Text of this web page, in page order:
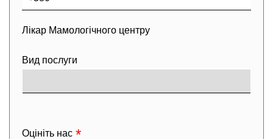
Лікар Мамологічного центру
Вид послуги
Оцініть нас